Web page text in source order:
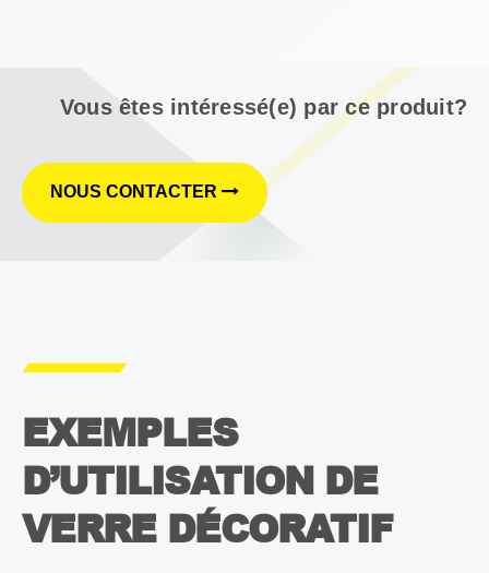
Vous êtes intéressé(e) par ce produit?
NOUS CONTACTER
EXEMPLES
D’UTILISATION DE
VERRE DÉCORATIF